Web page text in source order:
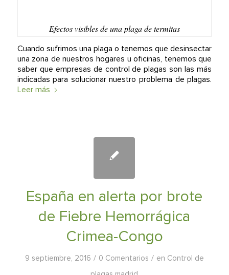
Efectos visibles de una plaga de termitas
Cuando sufrimos una plaga o tenemos que desinsectar
una zona de nuestros hogares u oficinas, tenemos que
saber que empresas de control de plagas son las más
indicadas para solucionar nuestro problema de plagas.
Leer más
España en alerta por brote
de Fiebre Hemorrágica
Crimea-Congo
9 septiembre, 2016 / 0 Comentarios / en Control de